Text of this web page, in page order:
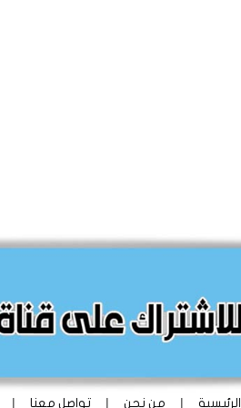
الرئيسية | من نحن | تواصل معنا |